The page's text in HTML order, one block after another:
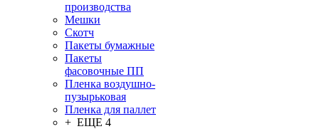
производства
Мешки
Скотч
Пакеты бумажные
Пакеты
фасовочные ПП
Пленка воздушно-
пузырьковая
Пленка для паллет
+ ЕЩЕ 4